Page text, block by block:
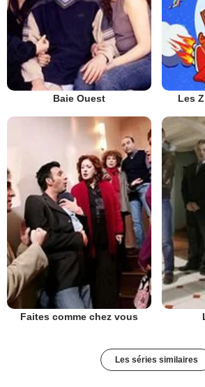
Baie Ouest Les
Faites comme chez vous
Les séries similaires